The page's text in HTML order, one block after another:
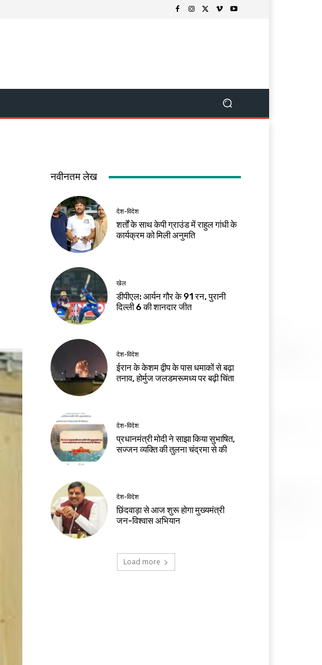
नवीनतम लेख
देश-विदेश
शर्तों के साथ केपी ग्राउंड में राहुल गांधी के
कार्यक्रम को मिली अनुमति
खेल
डीपीएल: आर्यन गौर के 91 रन, पुरानी
दिल्ली 6 की शानदार जीत
देश-विदेश
ईरान के केशम द्वीप के पास धमाकों से बढ़ा
तनाव, होर्मुज जलडमरूमध्य पर बढ़ी चिंता
देश-विदेश
प्रधानमंत्री मोदी ने साझा किया सुभाषित,
सज्जन व्यक्ति की तुलना चंद्रमा से की
देश-विदेश
छिंदवाड़ा से आज शुरू होगा मुख्यमंत्री
जन-विश्वास अभियान
Load more